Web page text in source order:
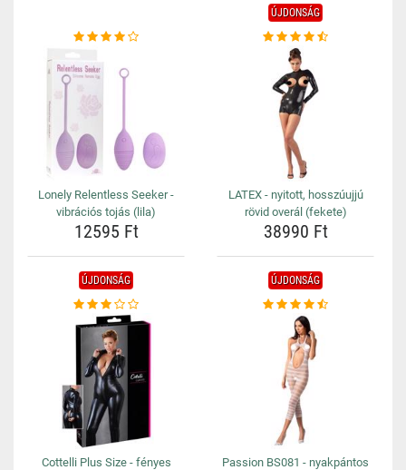
Lonely Relentless Seeker -
vibrációs tojás (lila)
12595 Ft
ÚJDONSÁG
LATEX - nyitott, hosszúujjú
rövid overál (fekete)
38990 Ft
ÚJDONSÁG
Cottelli Plus Size - fényes
ÚJDONSÁG
Passion BS081 - nyakpántos